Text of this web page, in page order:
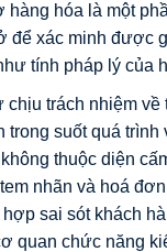
hàng hóa là một
để xác minh được
tính pháp lý của
chịu trách nhiệm về
trong suốt quá
thuộc diện
nhãn và hoá
sai sót khách
quan chức năng